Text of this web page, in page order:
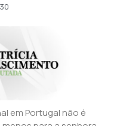
em Portugal não é